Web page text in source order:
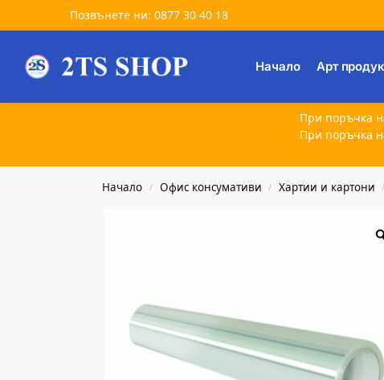
Позвънете ни: 0877 30 40 18
Начало Арт
Търсене
При поръчка
При поръчка
Начало / Офис консумативи / Хартии и картони /